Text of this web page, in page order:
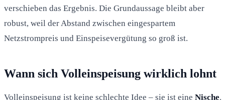
verschieben das Ergebnis. Die Grundaussage bleibt aber
robust, weil der Abstand zwischen eingespartem
Netzstrompreis und Einspeisevergütung so groß ist.
Wann sich Volleinspeisung wirklich lohnt
Volleinspeisung ist keine schlechte Idee – sie ist eine Nische.